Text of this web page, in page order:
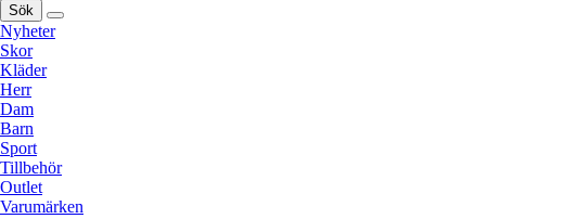
Sök
Nyheter
Skor
Kläder
Herr
Dam
Barn
Sport
Tillbehör
Outlet
Varumärken